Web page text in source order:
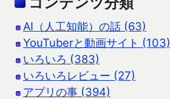
AI（人工知能）の話 (63)
YouTuberと動画サイト (103)
いろいろ (383)
いろいろレビュー (27)
アプリの事 (394)